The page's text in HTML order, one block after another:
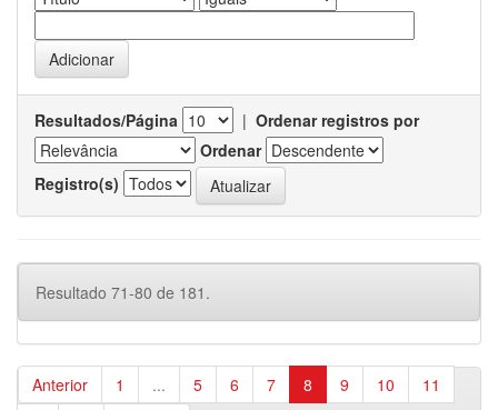
Resultados/Página | Ordenar registros por
Ordenar
Registro(s)
Resultado 71-80 de 181.
Anterior 1 ... 5 6 7 8 9 10
11